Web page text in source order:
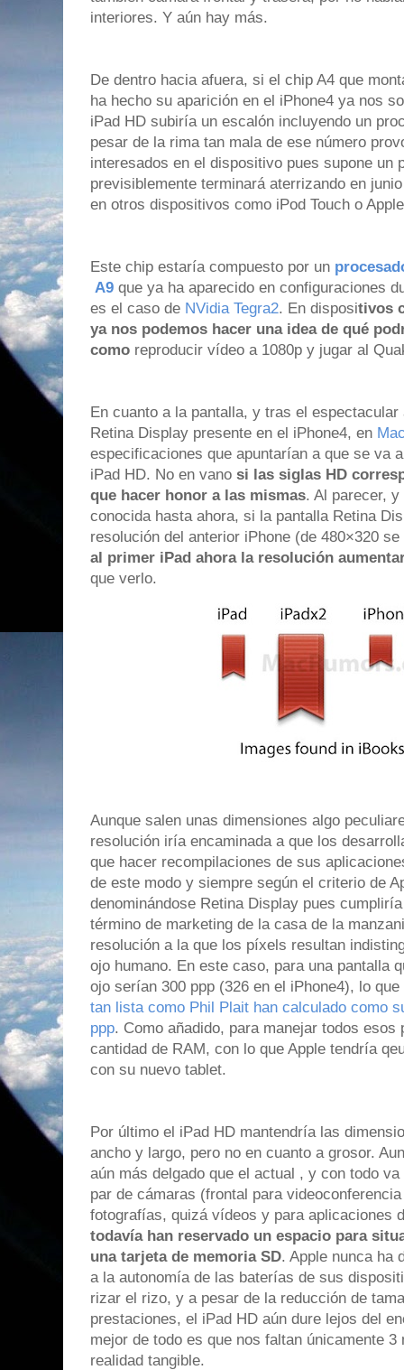
interiores. Y aún hay más.
De dentro hacia afuera, si el chip A4 que
ha hecho su aparición en el iPhone4 ya nos
iPad HD subiría un escalón incluyendo un
pesar de la rima tan mala de ese número
interesados en el dispositivo pues supone un
previsiblemente terminará aterrizando en
en otros dispositivos como iPod Touch o
Este chip estaría compuesto por un
A9 que ya ha aparecido en configuraciones
es el caso de NVidia Tegra2. En dispositivos
ya nos podemos hacer una idea de qué
como reproducir vídeo a 1080p y jugar al
En cuanto a la pantalla, y tras el
Retina Display presente en el iPhone4, en
especificaciones que apuntarían a que se va
iPad HD. No en vano si las siglas HD
que hacer honor a las mismas. Al parecer,
conocida hasta ahora, si la pantalla Retina
resolución del anterior iPhone (de 480×320
al primer iPad ahora la resolución
que verlo.
Aunque salen unas dimensiones algo
resolución iría encaminada a que los
que hacer recompilaciones de sus
de este modo y siempre según el criterio de
denominándose Retina Display pues
término de marketing de la casa de la
resolución a la que los píxels resultan
ojo humano. En este caso, para una pantalla
ojo serían 300 ppp (326 en el iPhone4), lo
tan lista como Phil Plait han calculado como
ppp. Como añadido, para manejar todos
cantidad de RAM, con lo que Apple tendría
con su nuevo tablet.
Por último el iPad HD mantendría las
ancho y largo, pero no en cuanto a grosor.
aún más delgado que el actual , y con todo
par de cámaras (frontal para
fotografías, quizá vídeos y para aplicaciones
todavía han reservado un espacio para
una tarjeta de memoria SD. Apple nunca ha
a la autonomía de las baterías de sus
rizar el rizo, y a pesar de la reducción de
prestaciones, el iPad HD aún dure lejos del
mejor de todo es que nos faltan únicamente 3
realidad tangible.